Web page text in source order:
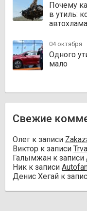
Почему
в утиль:
автохлама
04 октября
Одного
мало
Свежие
Олег к записи
Виктор к записи
Галымжан к записи
Ник к записи
Денис Хегай к